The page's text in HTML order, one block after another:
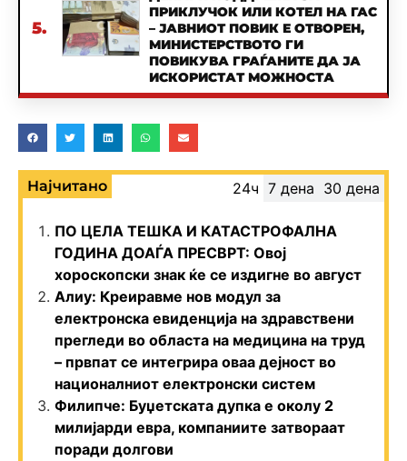
5.
ПРИКЛУЧОК ИЛИ КОТЕЛ НА ГАС
– ЈАВНИОТ ПОВИК Е ОТВОРЕН,
МИНИСТЕРСТВОТО ГИ
ПОВИКУВА ГРАЃАНИТЕ ДА ЈА
ИСКОРИСТАТ МОЖНОСТА
Најчитано 24ч 7 дена 30 дена
ПО ЦЕЛА ТЕШКА И КАТАСТРОФАЛНА
ГОДИНА ДОАЃА ПРЕСВРТ: Овој
хороскопски знак ќе се издигне во август
Алиу: Креиравме нов модул за
електронска евиденција на здравствени
прегледи во областа на медицина на труд
– првпат се интегрира оваа дејност во
националниот електронски систем
Филипче: Буџетската дупка е околу 2
милијарди евра, компаниите затвораат
поради долгови